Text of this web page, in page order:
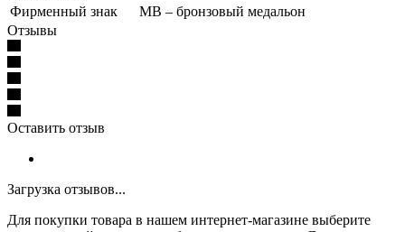
Фирменный знак
МВ – бронзовый медальон
Отзывы
Оставить отзыв
Загрузка отзывов...
Для покупки товара в нашем интернет-магазине выберите